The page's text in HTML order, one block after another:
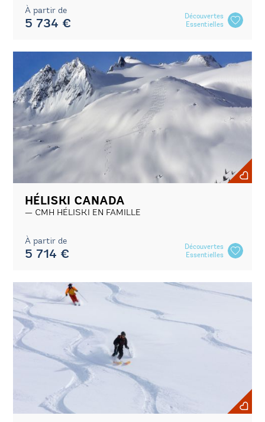
À partir de
5 734 €
Découvertes
Essentielles
HÉLISKI CANADA
CMH HÉLISKI EN FAMILLE
À partir de
5 714 €
Découvertes
Essentielles